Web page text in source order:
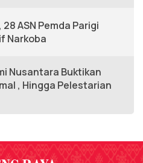
ASN Pemda Parigi
Narkoba
Nusantara Buktikan
, Hingga Pelestarian